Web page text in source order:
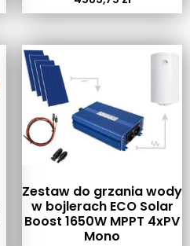
Zestaw do grzania wody
w bojlerach ECO Solar
Boost 1650W MPPT 4xPV
Mono